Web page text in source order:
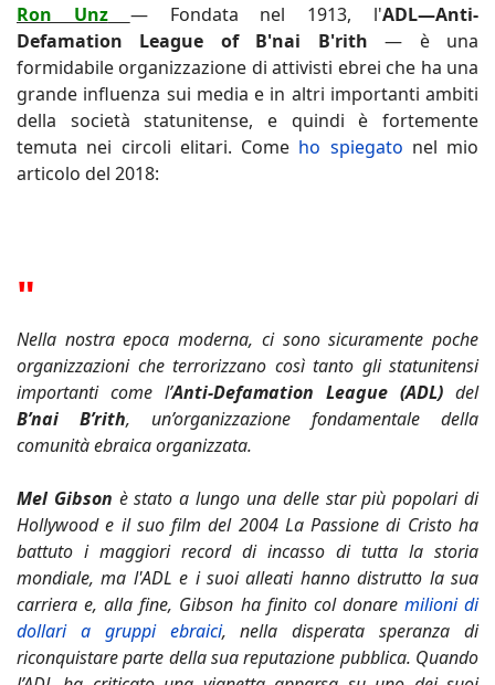
Ron Unz — Fondata nel 1913, l'ADL—Anti-
Defamation League of B'nai B'rith— è una
formidabile organizzazione di attivisti ebrei che ha una
grande influenza sui media e in altri importanti ambiti
della società statunitense, e quindi è fortemente
temuta nei circoli elitari. Come ho spiegato nel mio
articolo del 2018:
"
Nella nostra epoca moderna, ci sono sicuramente poche
organizzazioni che terrorizzano così tanto gli statunitensi
importanti come l’Anti-Defamation League (ADL) del
B’nai B’rith, un’organizzazione fondamentale della
comunità ebraica organizzata.
Mel Gibson è stato a lungo una delle star più popolari di
Hollywood e il suo film del 2004 La Passione di Cristo ha
battuto i maggiori record di incasso di tutta la storia
mondiale, ma l'ADL e i suoi alleati hanno distrutto la sua
carriera e, alla fine, Gibson ha finito col donare milioni di
dollari a gruppi ebraici, nella disperata speranza di
riconquistare parte della sua reputazione pubblica. Quando